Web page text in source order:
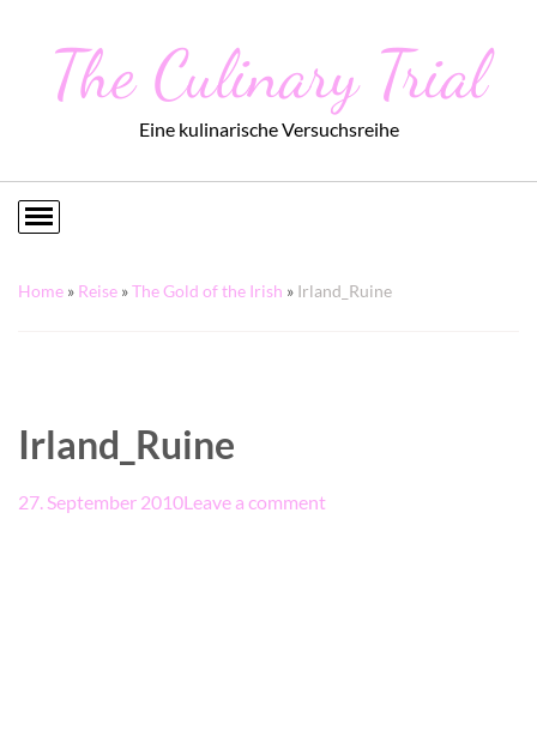
The Culinary Trial
Eine kulinarische Versuchsreihe
Home » Reise »The Gold of the Irish » Irland_Ruine
Irland_Ruine
27. September 2010Leave a comment